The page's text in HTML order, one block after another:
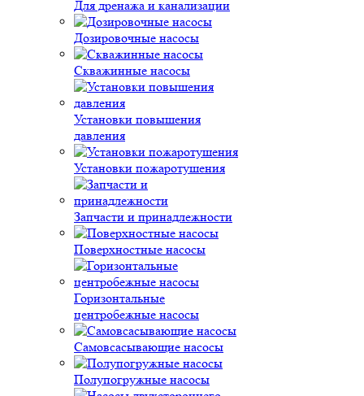
Для дренажа и канализации
Дозировочные насосы
Скважинные насосы
Установки повышения
давления
Установки пожаротушения
Запчасти и принадлежности
Поверхностные насосы
Горизонтальные
центробежные насосы
Самовсасывающие насосы
Полупогружные насосы